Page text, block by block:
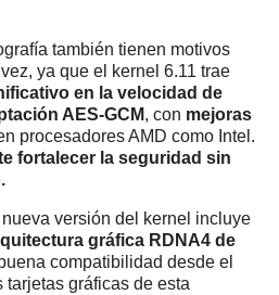
también tienen motivos
ya que el kernel 6.11 trae
en la velocidad de
AES-GCM, con mejoras
procesadores AMD como Intel.
fortalecer la seguridad sin
versión del kernel incluye
gráfica RDNA4 de
compatibilidad desde el
tarjetas gráficas de esta